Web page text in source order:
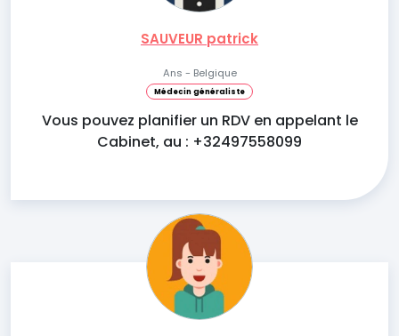
SAUVEUR patrick
Ans - Belgique
Médecin généraliste
Vous pouvez planifier un RDV en appelant le
Cabinet, au : +32497558099